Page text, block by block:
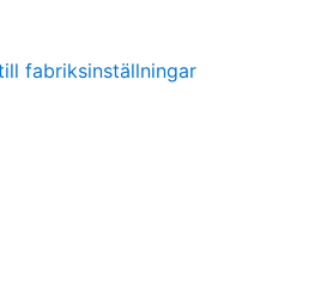
fabriksinställningar